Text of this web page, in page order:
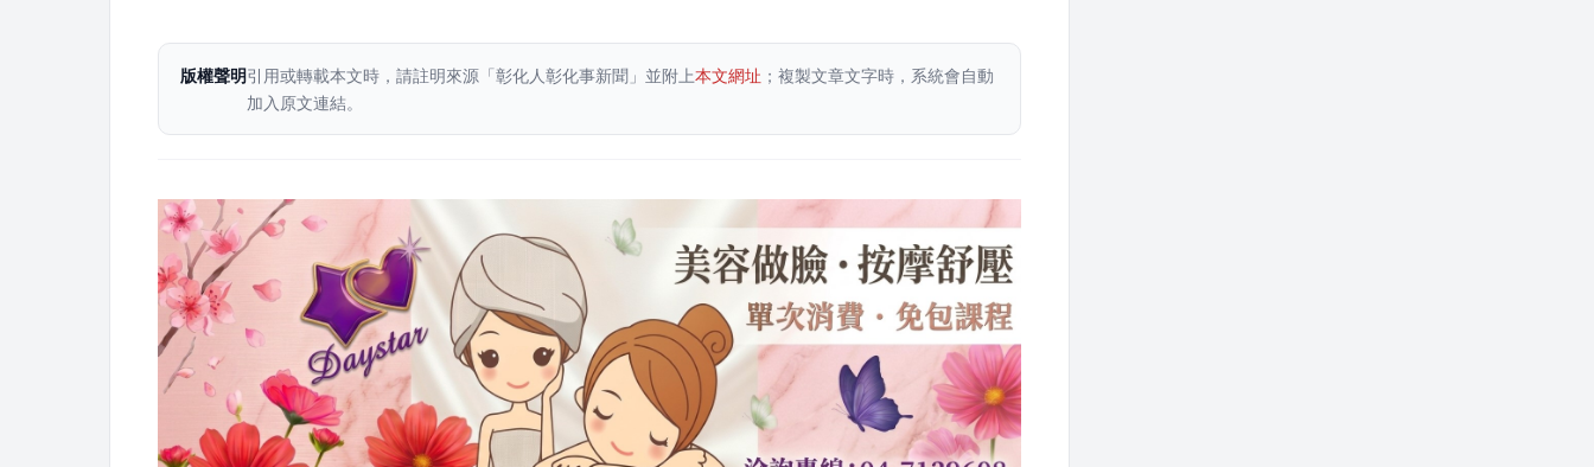
版權聲明引用或轉載本文時，請註明來源「彰化人彰化事新聞」並附上本文網址 ；複製文章文字時，系統會自動
加入原文連結。